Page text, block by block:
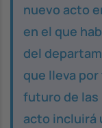
nuevo acto
en el que
del
que lleva
futuro de las
acto incluirá